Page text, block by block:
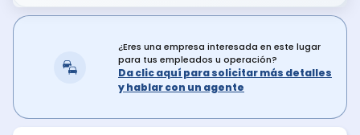
¿Eres una empresa interesada en este lugar
para tus empleados u operación?
Da clic aquí para solicitar más detalles
y hablar con un agente